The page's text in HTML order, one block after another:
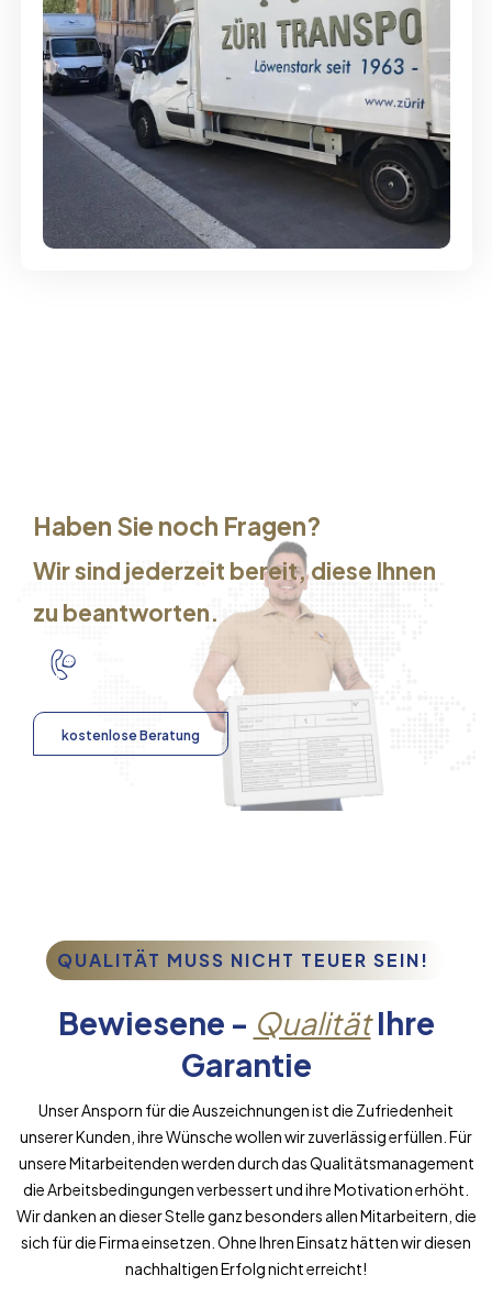
Günstige Umzüge - Hervorragender
Service
Haben Sie noch Fragen?
Wir sind jederzeit bereit, diese Ihnen
zu beantworten.
kostenlose Beratung
QUALITÄT MUSS NICHT TEUER SEIN!
Bewiesene - QualitätIhre
Garantie
Unser Ansporn für die Auszeichnungen ist die Zufriedenheit
unserer Kunden, ihre Wünsche wollen wir zuverlässig erfüllen. Für
unsere Mitarbeitenden werden durch das Qualitätsmanagement
die Arbeitsbedingungen verbessert und ihre Motivation erhöht.
Wir danken an dieser Stelle ganz besonders allen Mitarbeitern, die
sich für die Firma einsetzen. Ohne Ihren Einsatz hätten wir diesen
nachhaltigen Erfolg nicht erreicht!